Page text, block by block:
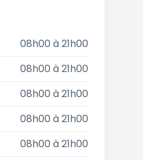
08h00 à 21h00
08h00 à 21h00
08h00 à 21h00
08h00 à 21h00
08h00 à 21h00